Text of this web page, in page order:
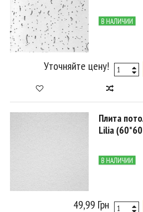
В НАЛИЧИИ
Уточняйте цену!
Плита
Lilia
В НАЛИЧИИ
49,99 Грн